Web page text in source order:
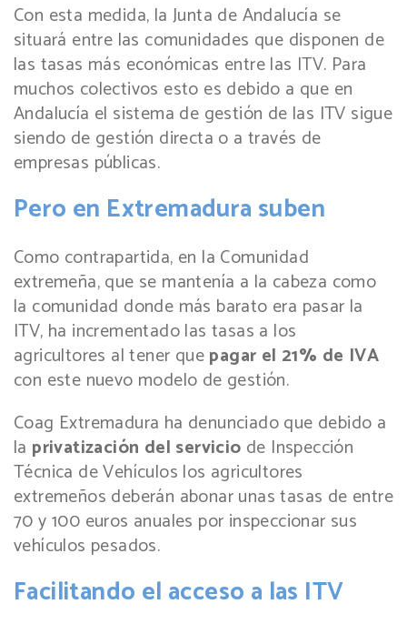
Con esta medida, la Junta de Andalucía se
situará entre las comunidades que disponen de
las tasas más económicas entre las ITV. Para
muchos colectivos esto es debido a que en
Andalucía el sistema de gestión de las ITV sigue
siendo de gestión directa o a través de
empresas públicas.
Pero en Extremadura suben
Como contrapartida, en la Comunidad
extremeña, que se mantenía a la cabeza como
la comunidad donde más barato era pasar la
ITV, ha incrementado las tasas a los
agricultores al tener quepagar el 21% de IVA
con este nuevo modelo de gestión.
Coag Extremadura ha denunciado que debido a
la privatización del servicio de Inspección
Técnica de Vehículos los agricultores
extremeños deberán abonar unas tasas de entre
70 y 100 euros anuales por inspeccionar sus
vehículos pesados.
Facilitando el acceso a las ITV